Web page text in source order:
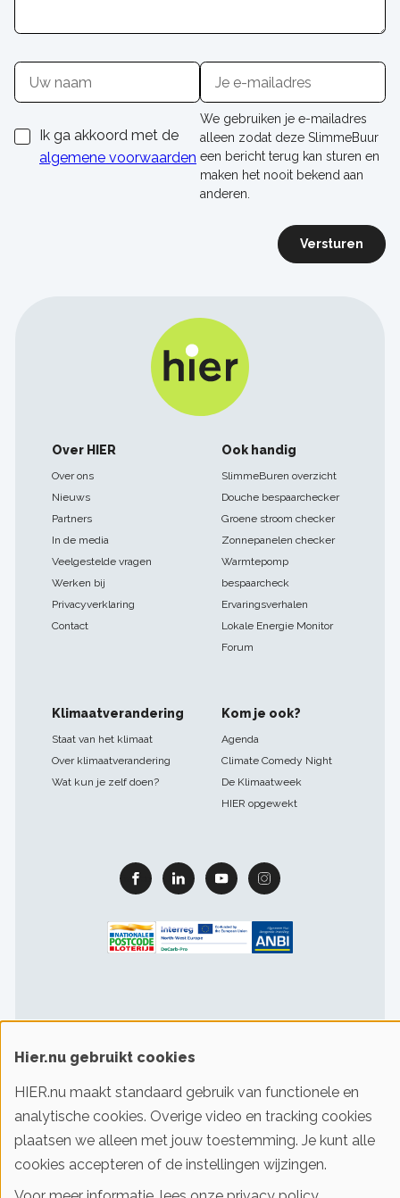
Naam
Ik ga akkoord met de
algemene voorwaarden
E-
mailadres
We gebruiken je e-mailadres
alleen zodat deze SlimmeBuur
een bericht terug kan sturen en
maken het nooit bekend aan
anderen.
Versturen
Footer
navigatie
Over HIER
Over ons
Nieuws
Partners
In de media
Veelgestelde vragen
Werken bij
Privacyverklaring
Contact
Ook handig
SlimmeBuren overzicht
Douche bespaarchecker
Groene stroom checker
Zonnepanelen checker
Warmtepomp
bespaarcheck
Ervaringsverhalen
Lokale Energie Monitor
Forum
Klimaatverandering
Staat van het klimaat
Over klimaatverandering
Wat kun je zelf doen?
Kom je ook?
Agenda
Climate Comedy Night
De Klimaatweek
HIER opgewekt
Facebook Linkedin Youtube Instagram
Footer
Gebruiksvoorwaarden & privacy
© 2016-2026 Klimaatstichting HIER
Iedereen slim met energie. HIER helpt je!
Hier.nu gebruikt cookies
HIER.nu maakt standaard gebruik van functionele en
analytische cookies. Overige video en tracking cookies
plaatsen we alleen met jouw toestemming. Je kunt alle
cookies accepteren of de instellingen wijzingen.